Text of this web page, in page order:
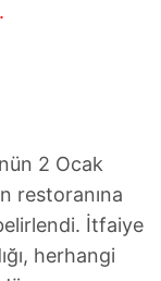
2 Ocak
restoranına
İtfaiye
herhangi